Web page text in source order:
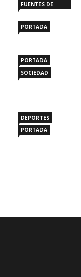
FUENTES DE
PORTADA
PORTADA
SOCIEDAD
DEPORTES
PORTADA